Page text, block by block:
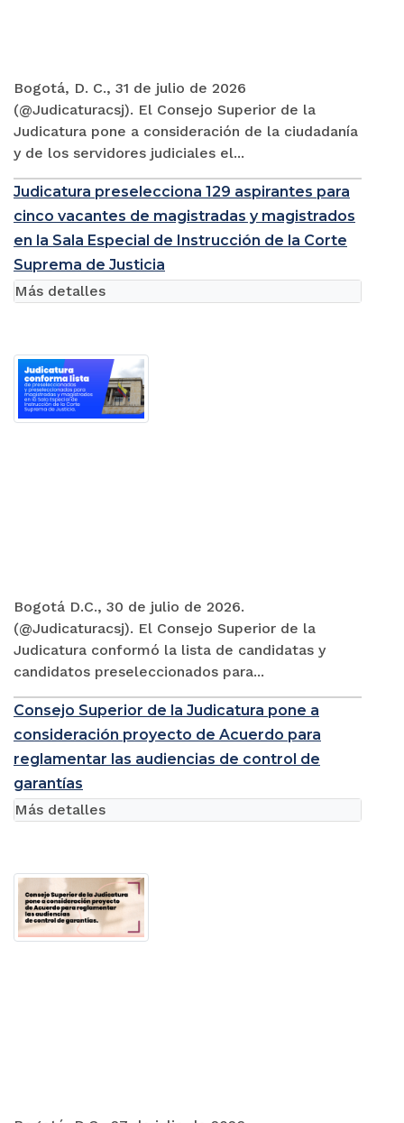
Bogotá, D. C., 31 de julio de 2026
(@Judicaturacsj). El Consejo Superior de la
Judicatura pone a consideración de la ciudadanía
y de los servidores judiciales el...
Judicatura preselecciona 129 aspirantes para
cinco vacantes de magistradas y magistrados
en la Sala Especial de Instrucción de la Corte
Suprema de Justicia
Bogotá D.C., 30 de julio de 2026.
(@Judicaturacsj). El Consejo Superior de la
Judicatura conformó la lista de candidatas y
candidatos preseleccionados para...
Más detalles
Consejo Superior de la Judicatura pone a
consideración proyecto de Acuerdo para
reglamentar las audiencias de control de
garantías
Más detalles